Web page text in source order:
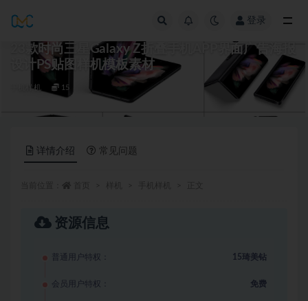
登录
23款时尚三星Galaxy Z折叠手机APP界面广告海报
设计PS贴图样机模板素材
手机样机 15
详情介绍 常见问题
资源信息
普通用户特权： 15琦美钻
会员用户特权： 免费